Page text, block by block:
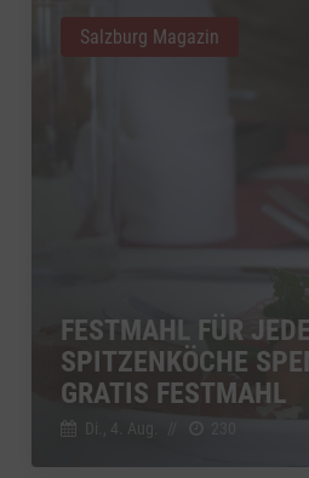
FESTMAHL FÜR
SPITZENKÖCHE
GRATIS FESTMAHL
Di., 4. Aug.
Salzburg Magazin